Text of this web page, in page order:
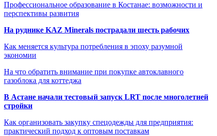
Профессиональное образование в Костанае: возможности и
перспективы развития
На руднике KAZ Minerals пострадали шесть рабочих
Как меняется культура потребления в эпоху разумной
экономии
На что обратить внимание при покупке автоклавного
газоблока для коттеджа
В Астане начали тестовый запуск LRT после многолетней
стройки
Как организовать закупку спецодежды для предприятия:
практический подход к оптовым поставкам